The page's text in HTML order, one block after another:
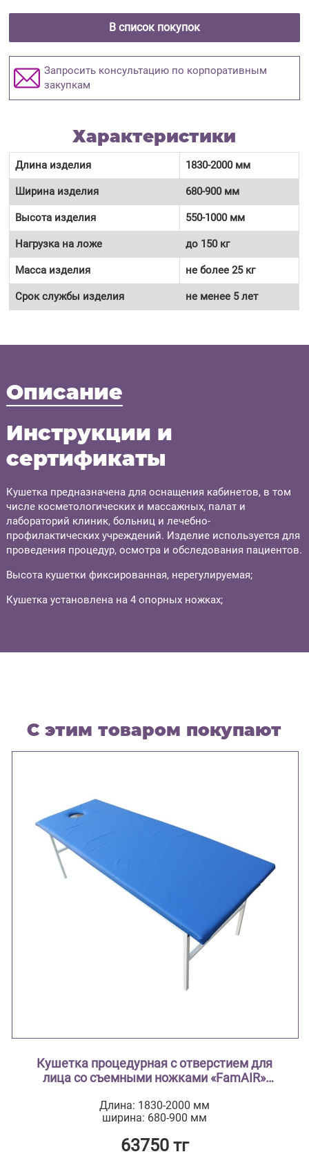
В список покупок
Запросить консультацию по корпоративным
закупкам
Характеристики
Длина изделия 1830-2000 мм
Ширина изделия 680-900 мм
Высота изделия 550-1000 мм
Нагрузка на ложе до 150 кг
Масса изделия не более 25 кг
Срок службы изделия не менее 5 лет
Описание
Инструкции и
сертификаты
Кушетка предназначена для оснащения кабинетов, в том
числе косметологических и массажных, палат и
лабораторий клиник, больниц и лечебно-
профилактических учреждений. Изделие используется для
проведения процедур, осмотра и обследования пациентов.
Высота кушетки фиксированная, нерегулируемая;
Кушетка установлена на 4 опорных ножках;
С этим товаром покупают
Кушетка процедурная с отверстием для
лица со съемными ножками «FamAIR»
Длина: 1830-2000 мм
ширина: 680-900 мм
63750 тг